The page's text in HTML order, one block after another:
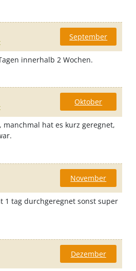
September
innerhalb 2 Wochen.
Oktober
manchmal hat es kurz geregnet,
November
1 tag durchgeregnet sonst super
Dezember